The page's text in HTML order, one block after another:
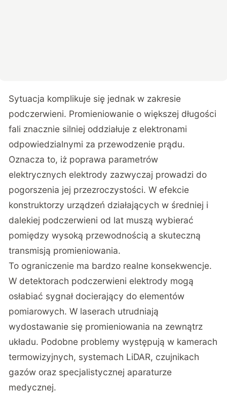
Sytuacja komplikuje się jednak w zakresie
podczerwieni. Promieniowanie o większej długości
fali znacznie silniej oddziałuje z elektronami
odpowiedzialnymi za przewodzenie prądu.
Oznacza to, iż poprawa parametrów
elektrycznych elektrody zazwyczaj prowadzi do
pogorszenia jej przezroczystości. W efekcie
konstruktorzy urządzeń działających w średniej i
dalekiej podczerwieni od lat muszą wybierać
pomiędzy wysoką przewodnością a skuteczną
transmisją promieniowania.
To ograniczenie ma bardzo realne konsekwencje.
W detektorach podczerwieni elektrody mogą
osłabiać sygnał docierający do elementów
pomiarowych. W laserach utrudniają
wydostawanie się promieniowania na zewnątrz
układu. Podobne problemy występują w kamerach
termowizyjnych, systemach LiDAR, czujnikach
gazów oraz specjalistycznej aparaturze
medycznej.